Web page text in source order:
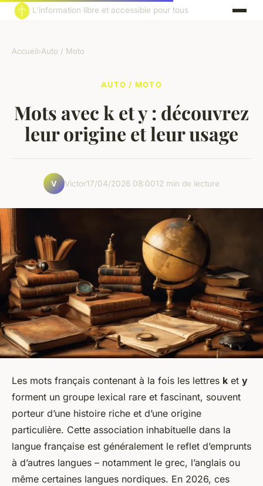
L'information libre et accessible pour tous
Accueil›Auto / Moto
AUTO / MOTO
Mots avec k et y : découvrez
leur origine et leur usage
V Victor17/04/2026 08:0012 min de lecture
Les mots français contenant à la fois les lettres k et y
forment un groupe lexical rare et fascinant, souvent
porteur d’une histoire riche et d’une origine
particulière. Cette association inhabituelle dans la
langue française est généralement le reflet d’emprunts
à d’autres langues – notamment le grec, l’anglais ou
même certaines langues nordiques. En 2026, ces